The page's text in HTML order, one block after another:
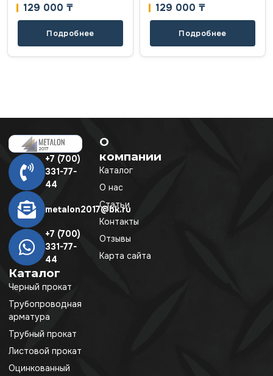
129 000 ₸
Подробнее
129 000 ₸
Подробнее
+7 (700)
331-77-
44
metalon2017@bk.ru
+7 (700)
331-77-
44
Каталог
Черный прокат
Трубопроводная
арматура
Трубный прокат
Листовой прокат
Оцинкованный
О
компании
Каталог
О нас
Статьи
Контакты
Отзывы
Карта сайта